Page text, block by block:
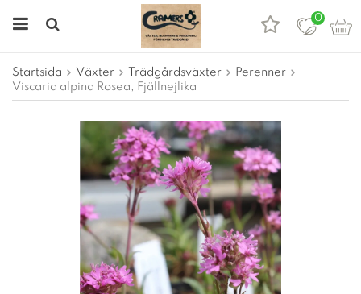
0
Startsida Växter Trädgårdsväxter
Perenner
Viscaria alpina Rosea, Fjällnejlika